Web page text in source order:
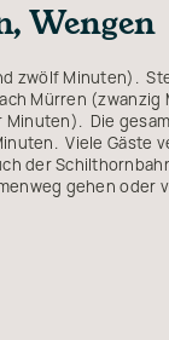
Wengen
zwölf Minuten).
Mürren
Die
Viele Gäste
der
gehen oder